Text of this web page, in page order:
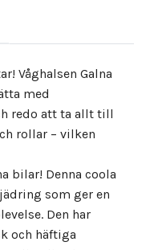
Våghalsen Galna
med
redo att ta allt till
rollar – vilken
bilar! Denna coola
som ger en
Den har
och häftiga